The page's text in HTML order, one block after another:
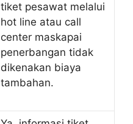
tiket pesawat melalui
hot line atau call
center maskapai
penerbangan tidak
dikenakan biaya
tambahan.